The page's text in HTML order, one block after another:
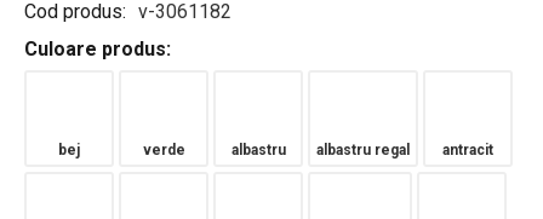
Cod produs: v-3061182
Culoare produs:
bej verde albastru albastru regal antracit